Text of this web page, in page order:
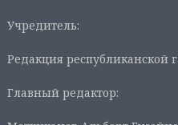
Учредитель:
Редакция республиканской
Главный редактор: